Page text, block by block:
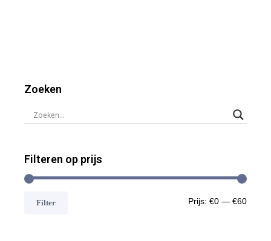
Zoeken
Filteren op prijs
MM
Filter Prijs: €0 — €60